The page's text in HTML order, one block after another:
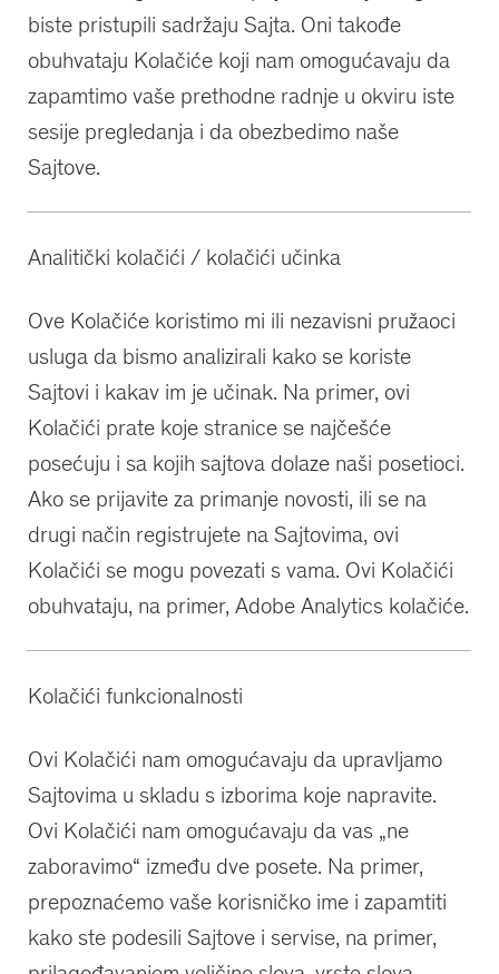
biste pristupili sadržaju Sajta. Oni takođe
obuhvataju Kolačiće koji nam omogućavaju da
zapamtimo vaše prethodne radnje u okviru iste
sesije pregledanja i da obezbedimo naše
Sajtove.
Analitički kolačići / kolačići učinka
Ove Kolačiće koristimo mi ili nezavisni pružaoci
usluga da bismo analizirali kako se koriste
Sajtovi i kakav im je učinak. Na primer, ovi
Kolačići prate koje stranice se najčešće
posećuju i sa kojih sajtova dolaze naši posetioci.
Ako se prijavite za primanje novosti, ili se na
drugi način registrujete na Sajtovima, ovi
Kolačići se mogu povezati s vama. Ovi Kolačići
obuhvataju, na primer, Adobe Analytics kolačiće.
Kolačići funkcionalnosti
Ovi Kolačići nam omogućavaju da upravljamo
Sajtovima u skladu s izborima koje napravite.
Ovi Kolačići nam omogućavaju da vas „ne
zaboravimo“ između dve posete. Na primer,
prepoznaćemo vaše korisničko ime i zapamtiti
kako ste podesili Sajtove i servise, na primer,